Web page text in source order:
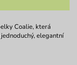
Coalie, která
elegantní